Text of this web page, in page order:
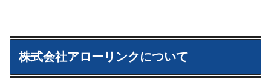
株式会社アローリンクについて